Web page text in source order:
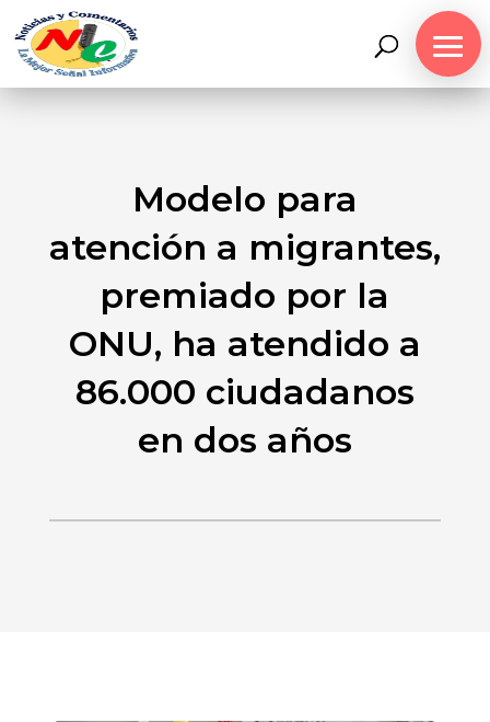
Modelo para
atención a migrantes,
premiado por la
ONU, ha atendido a
86.000 ciudadanos
en dos años